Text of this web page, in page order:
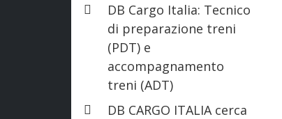
DB Cargo Italia: Tecnico
di preparazione treni
(PDT) e
accompagnamento
treni (ADT)
DB CARGO ITALIA cerca